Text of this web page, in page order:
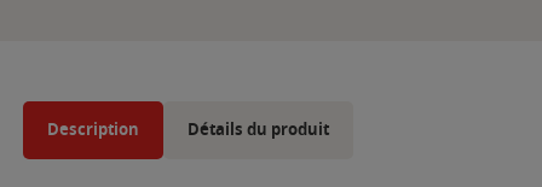
Description Détails du produit